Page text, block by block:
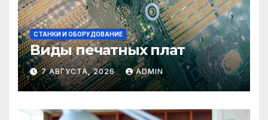
СТАНКИ И ОБОРУДОВАНИЕ
Виды печатных плат
7 АВГУСТА, 2026 ADMIN